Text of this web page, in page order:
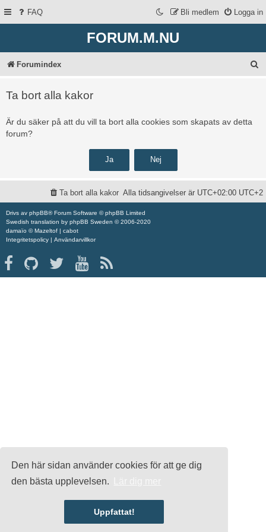
Den här sidan använder cookies för att ge dig
den bästa upplevelsen.
Uppfattat!
FAQ Logga in
Bli medlem
FORUM.M.NU
Forumindex
Ta bort alla kakor
Är du säker på att du vill ta bort alla cookies som skapats av detta
forum?
Alla tidsangivelser är UTC+02:00 UTC+2
Ta bort alla kakor
Drivs av phpBB® Forum Software © phpBB Limited
Swedish translation by phpBB Sweden © 2006-2020
damaïo ©Mazeltof | cabot
Integritetspolicy | Användarvillkor